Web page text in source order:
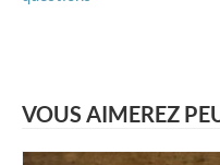
VOUS AIMEREZ